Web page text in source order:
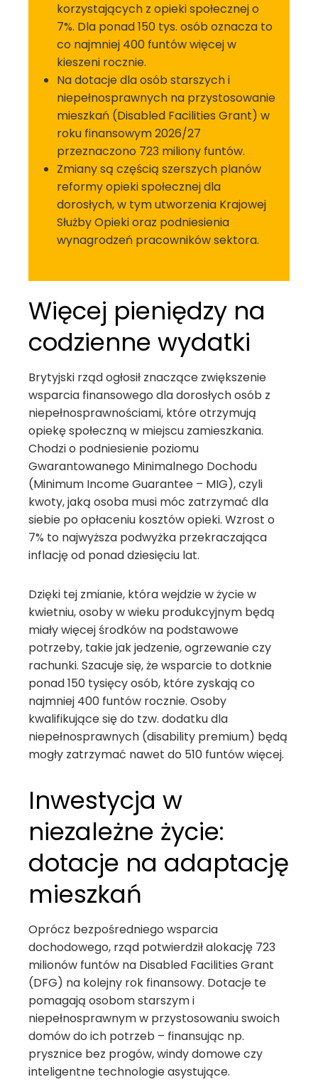
korzystających z opieki społecznej o
7%. Dla ponad 150 tys. osób oznacza to
co najmniej 400 funtów więcej w
kieszeni rocznie.
Na dotacje dla osób starszych i
niepełnosprawnych na przystosowanie
mieszkań (Disabled Facilities Grant) w
roku finansowym 2026/27
przeznaczono 723 miliony funtów.
Zmiany są częścią szerszych planów
reformy opieki społecznej dla
dorosłych, w tym utworzenia Krajowej
Służby Opieki oraz podniesienia
wynagrodzeń pracowników sektora.
Więcej pieniędzy na
codzienne wydatki
Brytyjski rząd ogłosił znaczące zwiększenie
wsparcia finansowego dla dorosłych osób z
niepełnosprawnościami, które otrzymują
opiekę społeczną w miejscu zamieszkania.
Chodzi o podniesienie poziomu
Gwarantowanego Minimalnego Dochodu
(Minimum Income Guarantee – MIG), czyli
kwoty, jaką osoba musi móc zatrzymać dla
siebie po opłaceniu kosztów opieki. Wzrost o
7% to najwyższa podwyżka przekraczająca
inflację od ponad dziesięciu lat.
Dzięki tej zmianie, która wejdzie w życie w
kwietniu, osoby w wieku produkcyjnym będą
miały więcej środków na podstawowe
potrzeby, takie jak jedzenie, ogrzewanie czy
rachunki. Szacuje się, że wsparcie to dotknie
ponad 150 tysięcy osób, które zyskają co
najmniej 400 funtów rocznie. Osoby
kwalifikujące się do tzw. dodatku dla
niepełnosprawnych (disability premium) będą
mogły zatrzymać nawet do 510 funtów więcej.
Inwestycja w
niezależne życie:
dotacje na adaptację
mieszkań
Oprócz bezpośredniego wsparcia
dochodowego, rząd potwierdził alokację 723
milionów funtów na Disabled Facilities Grant
(DFG) na kolejny rok finansowy. Dotacje te
pomagają osobom starszym i
niepełnosprawnym w przystosowaniu swoich
domów do ich potrzeb – finansując np.
prysznice bez progów, windy domowe czy
inteligentne technologie asystujące.